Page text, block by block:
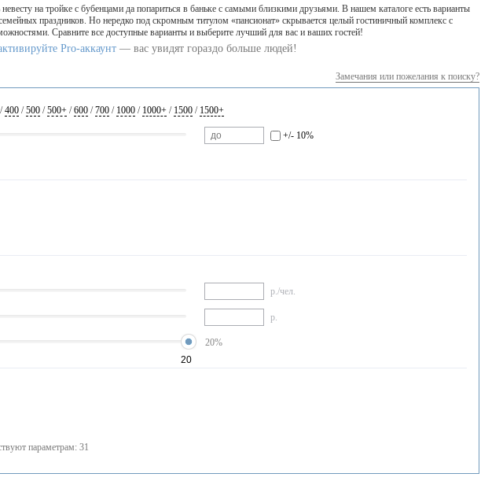
на тройке с бубенцами да попариться в баньке с самыми близкими друзьями. В нашем каталоге есть варианты
праздников. Но нередко под скромным титулом «пансионат» скрывается целый гостиничный комплекс с
Сравните все доступные варианты и выберите лучший для вас и ваших гостей!
Pro-аккаунт — вас увидят гораздо больше людей!
Замечания или пожелания к поиску?
/400 /500 /500+ /600 /700 / 1000 / 1000+ / 1500 / 1500+
+/- 10%
р./чел.
р.
20%
параметрам: 31